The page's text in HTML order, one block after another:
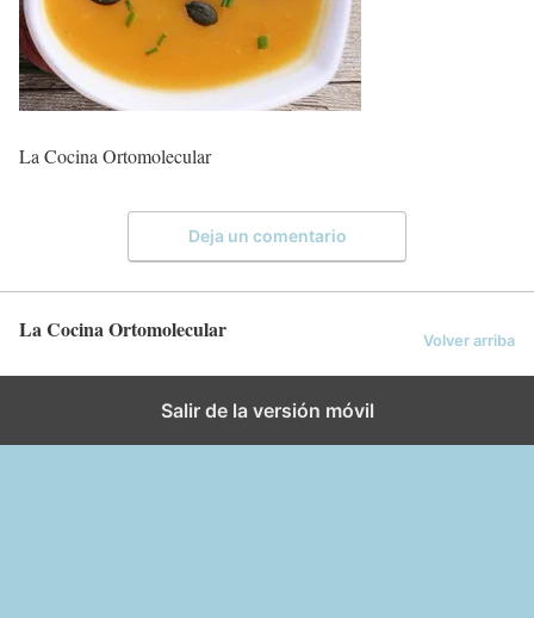
La Cocina Ortomolecular
Deja un comentario
La Cocina Ortomolecular Volver arriba
Salir de la versión móvil